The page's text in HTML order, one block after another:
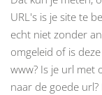
URL's is je site te
echt niet zonder
omgeleid of is
www? Is je url met
naar de goede